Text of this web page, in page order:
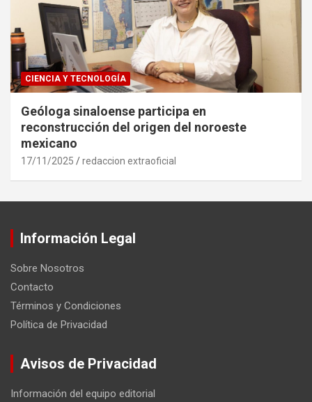
CIENCIA Y TECNOLOGÍA
Geóloga sinaloense participa en
reconstrucción del origen del noroeste
mexicano
17/11/2025 redaccion extraoficial
Información Legal
Sobre Nosotros
Contacto
Términos y Condiciones
Política de Privacidad
Avisos de Privacidad
Información del equipo editorial